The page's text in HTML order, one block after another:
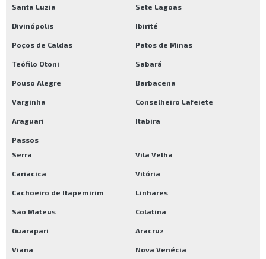
Carrinho de carga valor
Comprar carrinho de carga
Comprar carrinho para transporte de carga
Loja de carrinho de carga são paulo
Onde comprar carrinho de carga em sp
Rodas e rodízios para carrinhos industriais
Rodizio para carrinhos industriais preço
Rodízios para carrinhos em sp
Carrinho para carga comprar
Venda de carrinho de carga
Santa Luzia Sete Lagoas
Divinópolis Ibirité
Poços de Caldas Patos de Minas
Teófilo Otoni Sabará
Pouso Alegre Barbacena
Varginha Conselheiro Lafeiete
Araguari Itabira
Passos
Serra
Vila Velha
Cariacica Vitória
Cachoeiro de Itapemirim Linhares
São Mateus Colatina
Guarapari Aracruz
Viana Nova Venécia